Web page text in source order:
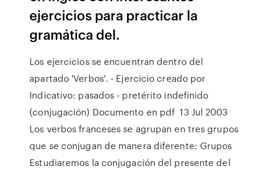
ejercicios para practicar la
gramática del.
Los ejercicios se encuentran dentro del
apartado 'Verbos'. - Ejercicio creado por
Indicativo: pasados - pretérito indefinido
(conjugación) Documento en pdf 13 Jul 2003
Los verbos franceses se agrupan en tres grupos
que se conjugan de manera diferente: Grupos
Estudiaremos la conjugación del presente del